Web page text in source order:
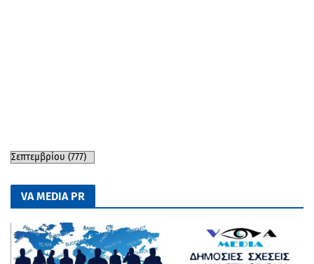
VA MEDIA PR